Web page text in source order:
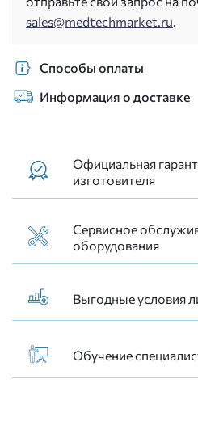
sales@medtechmarket.ru
Способы оплаты
Информация о доставке
Официальная
изготовителя
Сервисное
оборудования
Выгодные условия
Обучение